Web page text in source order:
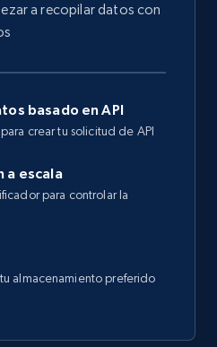
a recopilar datos con
basado en API
crear tu solicitud de API
a escala
para controlar la
almacenamiento preferido